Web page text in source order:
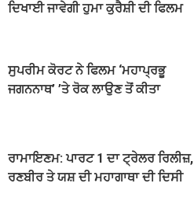
ਦਿਖਾਈ ਜਾਵੇਗੀ ਹੁਮਾ ਕੁਰੈਸ਼ੀ ਦੀ ਫਿਲਮ
ਸੁਪਰੀਮ ਕੋਰਟ ਨੇ ਫਿਲਮ ‘ਮਹਾਪ੍ਰਭੂ
ਜਗਨਨਾਥ’ ’ਤੇ ਰੋਕ ਲਾਉਣ ਤੋਂ ਕੀਤਾ
ਰਾਮਾਇਣਮ: ਪਾਰਟ 1 ਦਾ ਟ੍ਰੇਲਰ ਰਿਲੀਜ਼,
ਰਣਬੀਰ ਤੇ ਯਸ਼ ਦੀ ਮਹਾਗਾਥਾ ਦੀ ਦਿਸੀ